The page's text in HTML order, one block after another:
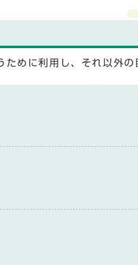
めに利用し、それ以外の